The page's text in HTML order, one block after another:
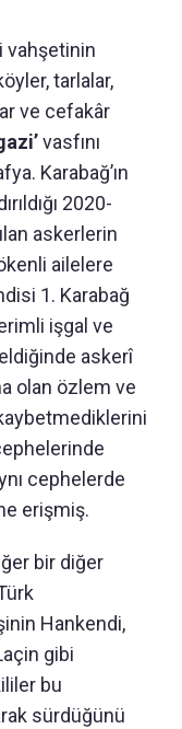
vahşetinin
tarlalar,
ve cefakâr
vasfını
Karabağ’ın
2020-
askerlerin
ailelere
1. Karabağ
işgal ve
askerî
olan özlem ve
cephelerde
erişmiş.
bir diğer
Hankendi,
gibi
bu
sürdüğünü